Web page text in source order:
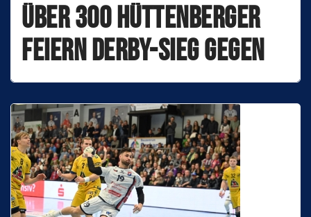
Über 300 Hüttenberger
feiern Derby-Sieg gegen
Großwallstadt